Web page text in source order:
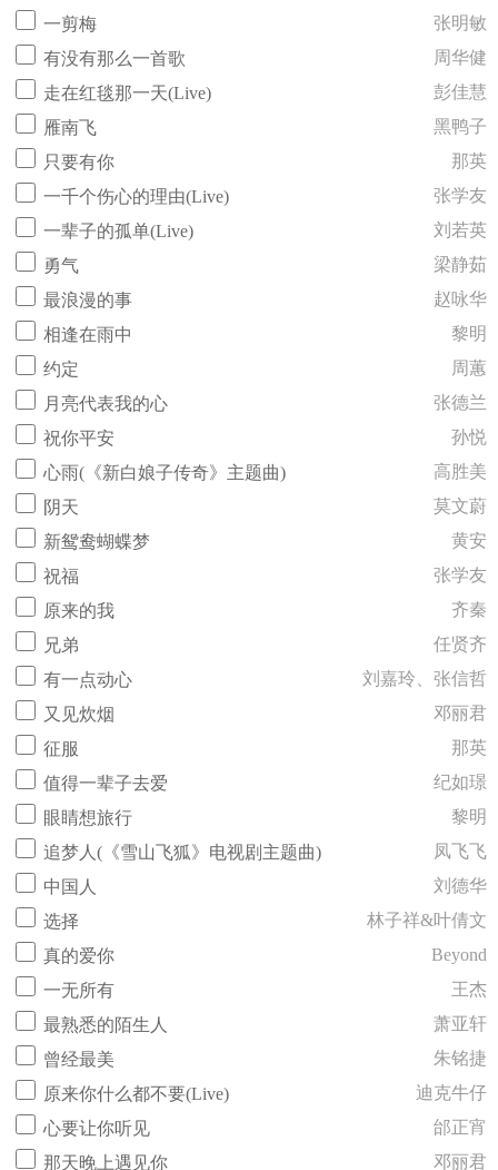
一剪梅
张明敏
有没有那么一首歌
周华健
走在红毯那一天(Live)
彭佳慧
雁南飞
黑鸭子
只要有你
那英
一千个伤心的理由(Live)
张学友
一辈子的孤单(Live)
刘若英
勇气
梁静茹
最浪漫的事
赵咏华
相逢在雨中
黎明
约定
周蕙
月亮代表我的心
张德兰
祝你平安
孙悦
心雨(《新白娘子传奇》主题曲)
高胜美
阴天
莫文蔚
新鸳鸯蝴蝶梦
黄安
祝福
张学友
原来的我
齐秦
兄弟
任贤齐
有一点动心
刘嘉玲、张信哲
又见炊烟
邓丽君
征服
那英
值得一辈子去爱
纪如璟
眼睛想旅行
黎明
追梦人(《雪山飞狐》电视剧主题曲)
凤飞飞
中国人
刘德华
选择
林子祥&叶倩文
真的爱你
Beyond
一无所有
王杰
最熟悉的陌生人
萧亚轩
曾经最美
朱铭捷
原来你什么都不要(Live)
迪克牛仔
心要让你听见
邰正宵
那天晚上遇见你
邓丽君